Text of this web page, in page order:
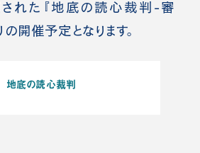
れた『地底の読心裁判-審
開催予定となります。
地底の読心裁判